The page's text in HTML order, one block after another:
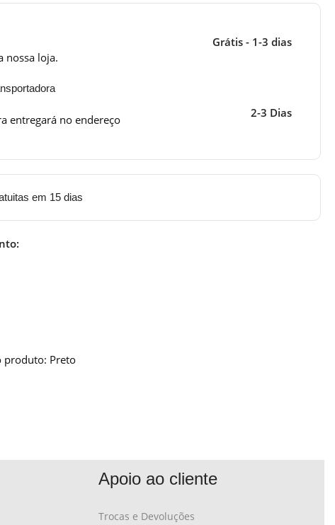
nossa loja.
Grátis - 1-3 dias
entregará no endereço
2-3 Dias
em 15 dias
produto: Preto
Apoio ao cliente
Trocas e Devoluções